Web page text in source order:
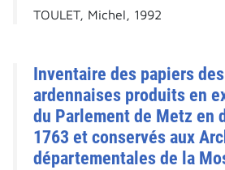
TOULET, Michel, 1992
Inventaire des papiers
ardennaises produits en
du Parlement de Metz en
1763 et conservés aux
départementales de la